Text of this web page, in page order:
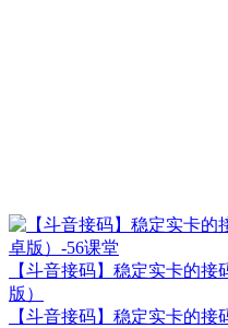
【斗音接码】稳定实卡的
版）
【斗音接码】稳定实卡的